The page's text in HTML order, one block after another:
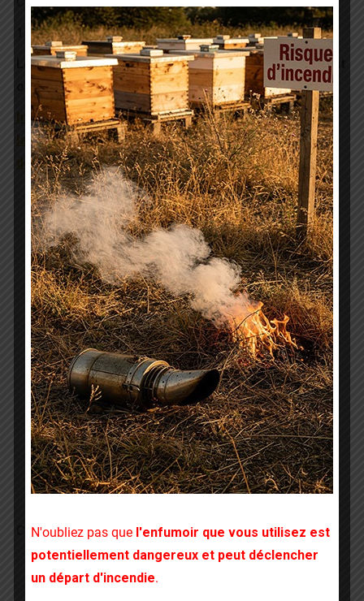
17 bld Jourdan, Paris 14e
Le préprogramme est en ligne / Les inscriptions sont
ouvertes sur le lien suivant :
https://www.anses.fr/fr/content/santé-des-abeilles-
la-surveillance-aujourdhui-les-perspectives-pour-
demain
Navigation
article
PRÉCÉDENT
Article
précédent
:
Le GDSA 22 était de sortie, à Bois Meur ce
week end des 11 et 12 Octobre 2014
SUIVANT
Article
suivant
:
Vous n’avez pas encore vu le film « Des
abeilles et des hommes » de Markus
IMHOOF !
Commentaires fermés
N'oubliez pas que l'enfumoir que vous utilisez est
potentiellement dangereux et peut déclencher
un départ d'incendie.